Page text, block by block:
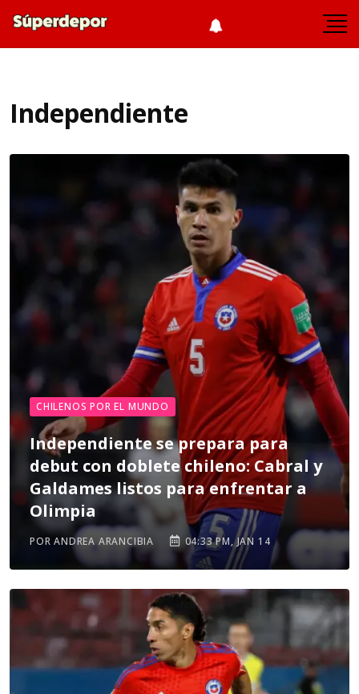
Independiente
CHILENOS POR EL MUNDO
Independiente se prepara para
debut con doblete chileno: Cabral y
Galdames listos para enfrentar a
Olimpia
POR ANDREA ARANCIBIA 04:33 PM, JAN 14